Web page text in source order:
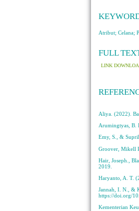
Atribut; Celana;
FULL
LINK
Aliya. (2022).
Arumingtyas, B.
Emy, S., &
Groover, Mikell
Hair, Joseph.,
2019.
Haryanto, A. T.
Jannah, I. N., &
https://doi.org/
Kementerian